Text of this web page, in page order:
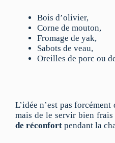
Bois d’olivier,
Corne de mouton,
Fromage de yak,
Sabots de veau,
Oreilles de porc ou
L’idée n’est pas
mais de le servir bien
de réconfort pendant la